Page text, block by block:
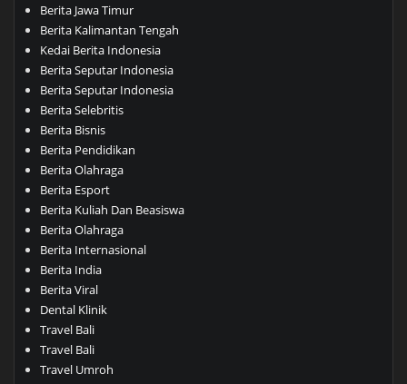
Berita Jawa Timur
Berita Kalimantan Tengah
Kedai Berita Indonesia
Berita Seputar Indonesia
Berita Seputar Indonesia
Berita Selebritis
Berita Bisnis
Berita Pendidikan
Berita Olahraga
Berita Esport
Berita Kuliah Dan Beasiswa
Berita Olahraga
Berita Internasional
Berita India
Berita Viral
Dental Klinik
Travel Bali
Travel Bali
Travel Umroh